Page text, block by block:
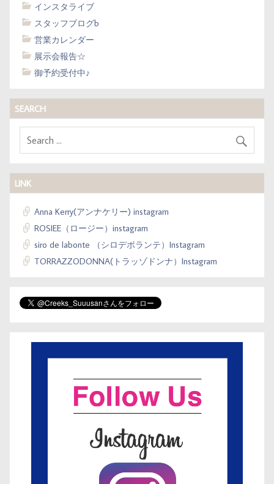
インスタライブ
スタッフブログb
営業カレンダー
展示会報告☆
御予約受付中♪
SEARCH
LINK
Anna Kerry(アンナケリー) instagram
ROSIEE（ロージー）instagram
siro de labonte （シロデボランテ）Instagram
TORRAZZODONNA(トラッゾドンナ）Instagram